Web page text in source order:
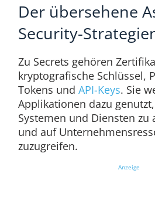
Der übersehene
Security-
Zu Secrets gehören
kryptografische Schlüssel,
Tokens und API-Keys. Sie
Applikationen dazu
Systemen und Diensten zu
und auf
zuzugreifen.
Anzeige